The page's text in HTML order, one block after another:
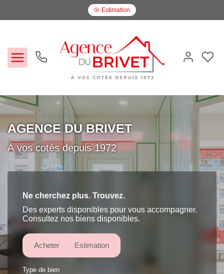
Estimation
Estimer
Acheter
Louer
Biens vendus
Notre Agence
Avis
AGENCE DU BRIVET
À vos cotés depuis 1972
Ne cherchez plus. Trouvez.
Des experts disponibles pour vous accompagner.
Consultez nos biens disponibles.
Acheter Estimation
Type de bien